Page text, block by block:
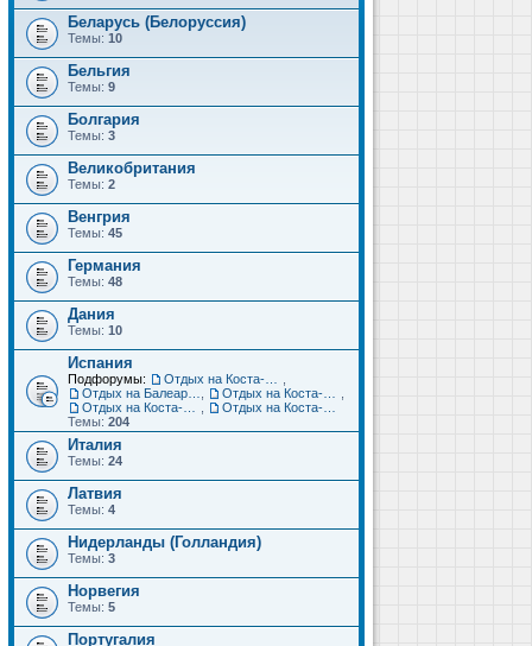
Беларусь (Белоруссия)
Темы: 10
Бельгия
Темы: 9
Болгария
Темы: 3
Великобритания
Темы: 2
Венгрия
Темы: 45
Германия
Темы: 48
Дания
Темы: 10
Испания
Подфорумы:
Темы: 204
Италия
Темы: 24
Латвия
Темы: 4
Нидерланды (Голландия)
Темы: 3
Норвегия
Темы: 5
Португалия